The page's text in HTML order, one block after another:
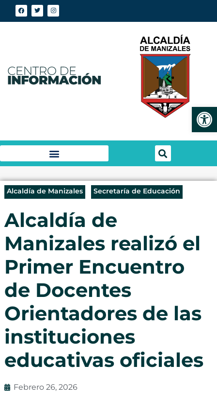
Alcaldía de Manizales Secretaría de Educación
Alcaldía de
Manizales realizó el
Primer Encuentro
de Docentes
Orientadores de las
instituciones
educativas oficiales
Febrero 26, 2026